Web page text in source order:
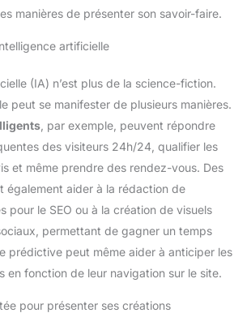
manières de présenter son savoir-faire.
artificielle
(IA) n’est plus de la science-fiction.
peut se manifester de plusieurs manières.
, par exemple, peuvent répondre
des visiteurs 24h/24, qualifier les
et même prendre des rendez-vous. Des
également aider à la rédaction de
pour le SEO ou à la création de visuels
permettant de gagner un temps
prédictive peut même aider à anticiper les
en fonction de leur navigation sur le site.
pour présenter ses créations